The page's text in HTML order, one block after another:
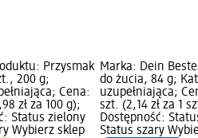
Przysmak
200 g;
Cena:
zł za 100 g);
Status zielony
Wybierz sklep
Marka: Dein
do żucia, 84 g;
uzupełniająca;
szt. (2,14 zł za 1
Dostępność:
Status szary